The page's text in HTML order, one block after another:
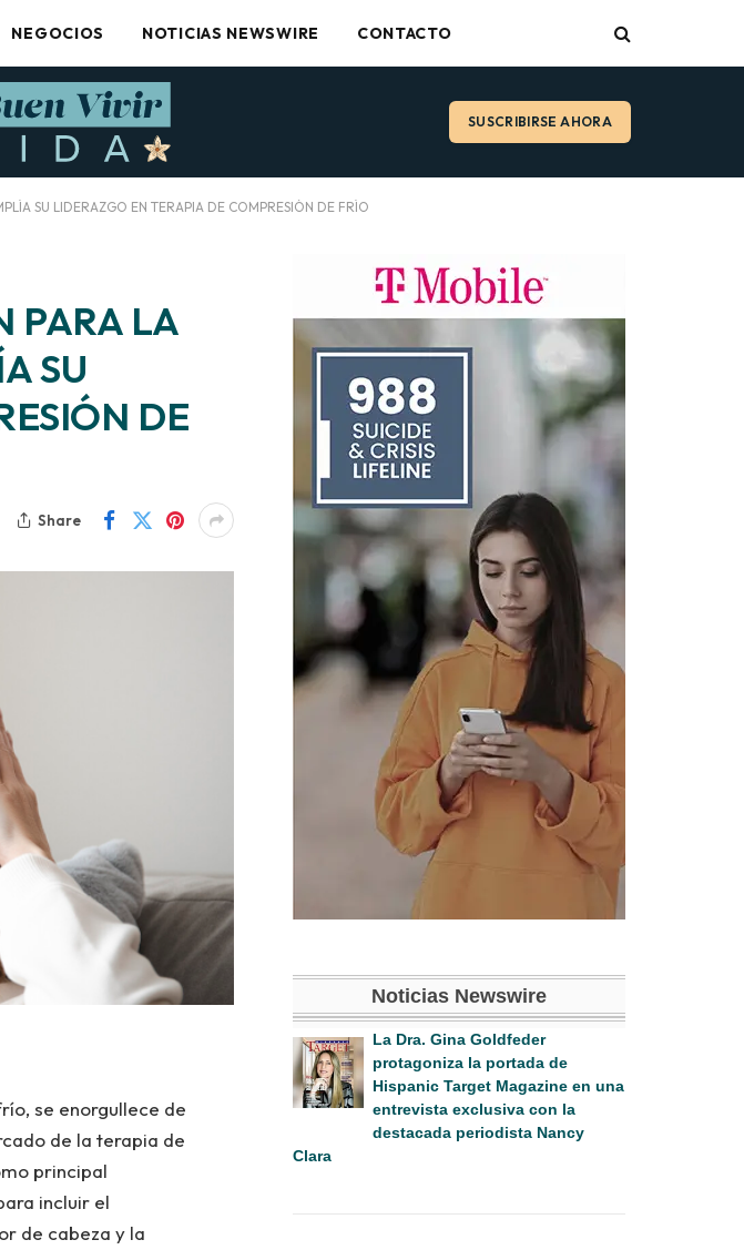
NEGOCIOS NOTICIAS NEWSWIRE CONTACTO
SUSCRIBIRSE AHORA
SU LIDERAZGO EN TERAPIA DE COMPRESIÓN DE FRÍO
PARA LA
SU
DE
Share
se enorgullece de
de la terapia de
principal
incluir el
de cabeza y la
Noticias Newswire
La Dra. Gina Goldfeder
protagoniza la portada de
Hispanic Target Magazine en una
entrevista exclusiva con la
destacada periodista Nancy
Clara